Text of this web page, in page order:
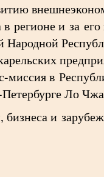
регионе и за
Народной
миссия в
Ло
бизнеса и